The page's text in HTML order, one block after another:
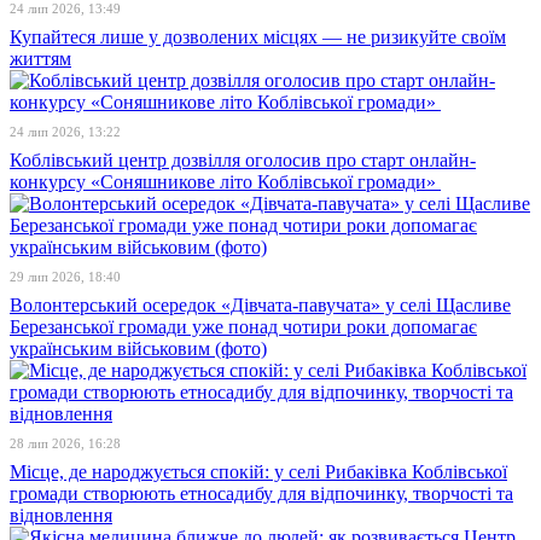
24 лип 2026, 13:49
Купайтеся лише у дозволених місцях — не ризикуйте своїм
життям
24 лип 2026, 13:22
Коблівський центр дозвілля оголосив про старт онлайн-
конкурсу «Соняшникове літо Коблівської громади»
29 лип 2026, 18:40
Волонтерський осередок «Дівчата-павучата» у селі Щасливе
Березанської громади уже понад чотири роки допомагає
українським військовим (фото)
28 лип 2026, 16:28
Місце, де народжується спокій: у селі Рибаківка Коблівської
громади створюють етносадибу для відпочинку, творчості та
відновлення